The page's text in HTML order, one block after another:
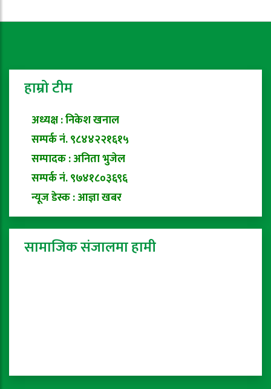
हाम्रो टीम
अध्यक्ष : निकेश खनाल
सम्पर्क नं. ९८४४२२१६१५
सम्पादक : अनिता भुजेल
सम्पर्क नं. ९७४१८०३६९६
न्यूज डेस्क : आज्ञा खबर
सामाजिक संजालमा हामी